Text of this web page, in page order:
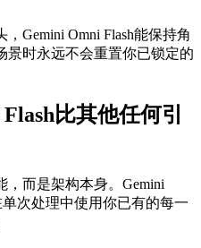
Gemini Omni Flash能保持角
景时永远不会重置你已锁定的
比其他任何引
，而是架构本身。Gemini
次处理中使用你已有的每一